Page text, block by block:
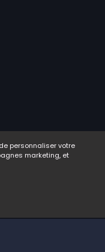
personnaliser votre
marketing, et